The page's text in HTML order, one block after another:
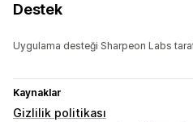
Destek
Uygulama desteği Sharpeon Labs
Kaynaklar
Gizlilik politikası